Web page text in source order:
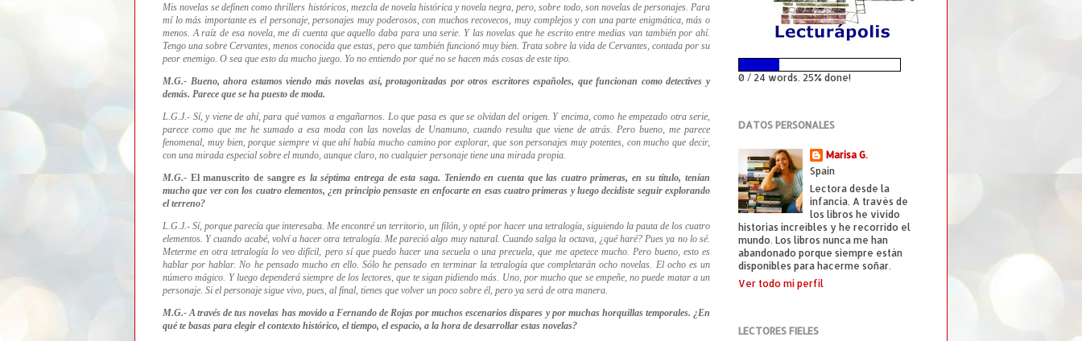
Mis novelas se definen como thrillers históricos, mezcla de novela histórica y novela negra, pero,sobre todo, son novelas de personajes. Para
mí lo más importante es el personaje, personajes muy poderosos, con muchos recovecos, muy complejos y con una parte enigmática, más o
menos. A raíz de esa novela, me di cuenta que aquello daba para una serie. Y las novelas que he escrito entre medias van también por ahí.
Tengo una sobre Cervantes, menos conocida que estas, pero que también funcionó muy bien. Trata sobre la vida de Cervantes, contada por su
peor enemigo. O sea que esto da mucho juego. Yo no entiendo por qué no se hacen más cosas de este tipo.
M.G.- Bueno, ahora estamos viendo más novelas así, protagonizadas por otros escritores españoles, que funcionan como detectives y
demás. Parece que se ha puesto de moda.
L.G.J.- Sí, y viene de ahí, para qué vamos a engañarnos. Lo que pasa es que se olvidan del origen. Y encima, como he empezado otra serie,
parece como que me he sumado a esa moda con las novelas de Unamuno, cuando resulta que viene de atrás. Pero bueno, me parece
fenomenal, muy bien, porque siempre vi que ahí había mucho camino por explorar, que son personajes muy potentes, con mucho que decir,
con una mirada especial sobre el mundo, aunque claro, no cualquier personaje tiene una mirada propia.
M.G.- El manuscrito de sangrees la séptima entrega de esta saga. Teniendo en cuenta que las cuatro primeras, en su título, tenían
mucho que ver con los cuatro elementos, ¿en principio pensaste en enfocarte en esas cuatro primeras y luego decidiste seguir explorando
el terreno?
L.G.J.- Sí, porque parecía que interesaba. Me encontré un territorio, un filón, y opté por hacer una tetralogía, siguiendo la pauta de los cuatro
elementos. Y cuando acabé, volví a hacer otra tetralogía. Me pareció algo muy natural. Cuando salga la octava, ¿qué haré? Pues ya no lo sé.
Meterme en otra tetralogía lo veo difícil, pero sí que puedo hacer una secuela o una precuela, que me apetece mucho. Pero bueno, esto es
hablar por hablar. No he pensado mucho en ello. Sólo he pensado en terminar la tetralogía que completarán ocho novelas. El ocho es un
número mágico. Y luego dependerá siempre de los lectores, que te sigan pidiendo más. Uno, por mucho que se empeñe, no puede matar a un
personaje. Si el personaje sigue vivo, pues, al final, tienes que volver un poco sobre él, pero ya será de otra manera.
M.G.-A través de tus novelas has movido a Fernando de Rojas por muchos escenarios dispares y por muchas horquillas temporales. ¿En
qué te basas para elegir el contexto histórico, el tiempo, el espacio, a la hora de desarrollar estas novelas?
0 / 24 words. 25% done!
DATOS PERSONALES
Marisa G.
Spain
Lectora desde la
infancia. A través de
los libros he vivido
historias increíbles y he recorrido el
mundo. Los libros nunca me han
abandonado porque siempre están
disponibles para hacerme soñar.
Ver todo mi perfil
LECTORES FIELES